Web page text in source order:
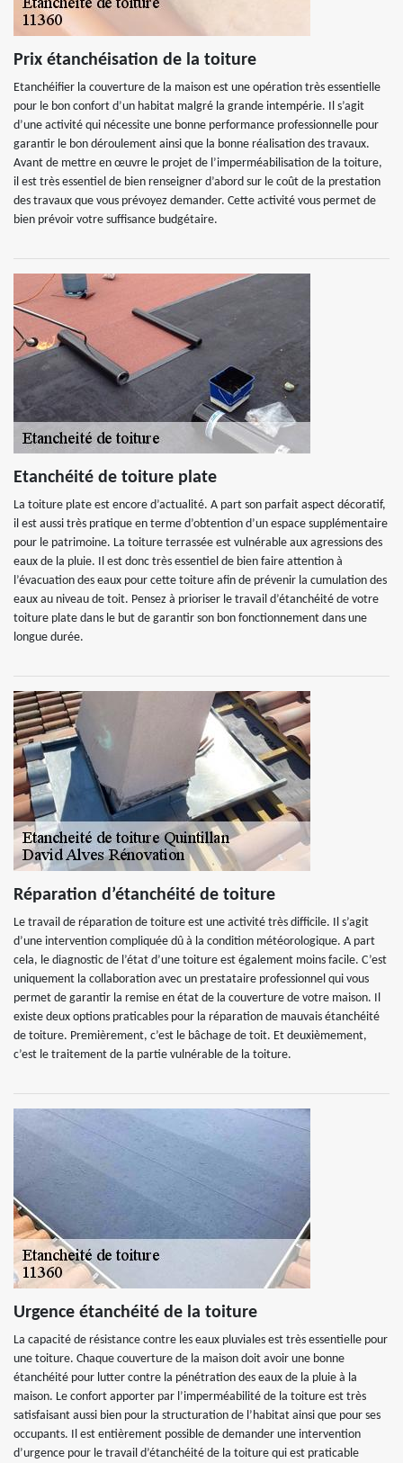
Prix étanchéisation de la toiture
Etanchéifier la couverture de la maison est une opération très essentielle
pour le bon confort d’un habitat malgré la grande intempérie. Il s’agit
d’une activité qui nécessite une bonne performance professionnelle pour
garantir le bon déroulement ainsi que la bonne réalisation des travaux.
Avant de mettre en œuvre le projet de l’imperméabilisation de la toiture,
il est très essentiel de bien renseigner d’abord sur le coût de la prestation
des travaux que vous prévoyez demander. Cette activité vous permet de
bien prévoir votre suffisance budgétaire.
Etanchéité de toiture plate
La toiture plate est encore d’actualité. A part son parfait aspect décoratif,
il est aussi très pratique en terme d’obtention d’un espace supplémentaire
pour le patrimoine. La toiture terrassée est vulnérable aux agressions des
eaux de la pluie. Il est donc très essentiel de bien faire attention à
l’évacuation des eaux pour cette toiture afin de prévenir la cumulation des
eaux au niveau de toit. Pensez à prioriser le travail d’étanchéité de votre
toiture plate dans le but de garantir son bon fonctionnement dans une
longue durée.
Réparation d’étanchéité de toiture
Le travail de réparation de toiture est une activité très difficile. Il s’agit
d’une intervention compliquée dû à la condition météorologique. A part
cela, le diagnostic de l’état d’une toiture est également moins facile. C’est
uniquement la collaboration avec un prestataire professionnel qui vous
permet de garantir la remise en état de la couverture de votre maison. Il
existe deux options praticables pour la réparation de mauvais étanchéité
de toiture. Premièrement, c’est le bâchage de toit. Et deuxièmement,
c’est le traitement de la partie vulnérable de la toiture.
Urgence étanchéité de la toiture
La capacité de résistance contre les eaux pluviales est très essentielle pour
une toiture. Chaque couverture de la maison doit avoir une bonne
étanchéité pour lutter contre la pénétration des eaux de la pluie à la
maison. Le confort apporter par l’imperméabilité de la toiture est très
satisfaisant aussi bien pour la structuration de l’habitat ainsi que pour ses
occupants. Il est entièrement possible de demander une intervention
d’urgence pour le travail d’étanchéité de la toiture qui est praticable